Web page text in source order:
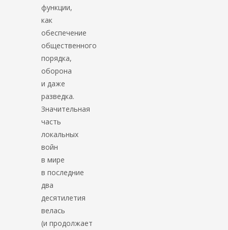
функции,
как
обеспечение
общественного
порядка,
оборона
и даже
разведка.
Значительная
часть
локальных
войн
в мире
в последние
два
десятилетия
велась
(и продолжает